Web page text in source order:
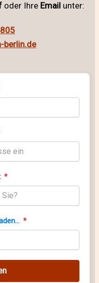
oder Ihre Email unter:
berlin.de
*
*